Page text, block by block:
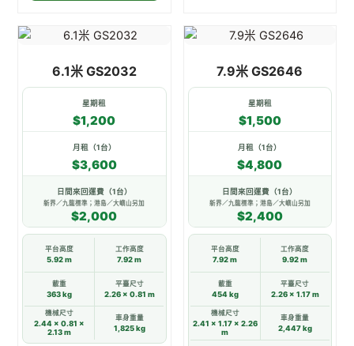
6.1米 GS2032
星期租
$1,200
月租（1台）
$3,600
日間來回運費（1台）
新界／九龍標準；港島／大嶼山另加
$2,000
平台高度
5.92 m
工作高度
7.92 m
載重
363 kg
平臺尺寸
2.26 × 0.81 m
機械尺寸
2.44 × 0.81 ×
2.13 m
車身重量
1,825 kg
此
品
有
多
種
款
式。
可
在
產
選
選
7.9米 GS2646
星期租
$1,500
月租（1台）
$4,800
日間來回運費（1台）
新界／九龍標準；港島／大嶼山另加
$2,400
平台高度
7.92 m
工作高度
9.92 m
載重
454 kg
平臺尺寸
2.26 × 1.17 m
機械尺寸
2.41 × 1.17 × 2.26
m
車身重量
2,447 kg
此
品
有
多
種
款
式。
可
在
產
選